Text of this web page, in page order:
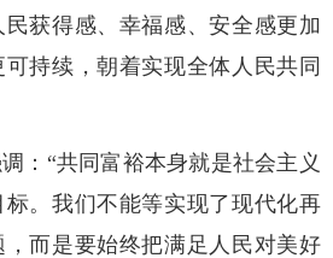
获得感、幸福感、安全感更加
持续，朝着实现全体人民共同
：“共同富裕本身就是社会主义
。我们不能等实现了现代化再
而是要始终把满足人民对美好